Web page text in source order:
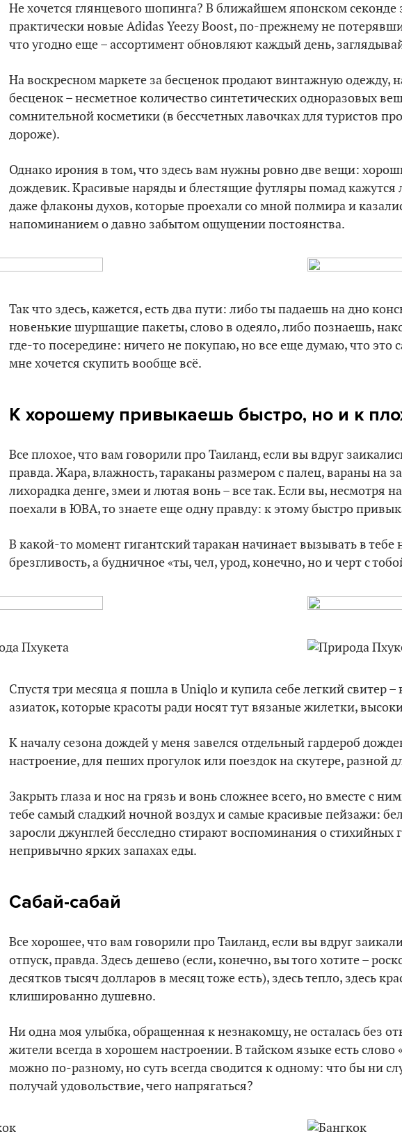
Не хочется глянцевого шопинга? В ближайшем японском секонде
практически новые Adidas Yeezy Boost, по-прежнему не
что угодно еще – ассортимент обновляют каждый день,
На воскресном маркете за бесценок продают винтажную одежду,
бесценок – несметное количество синтетических одноразовых
сомнительной косметики (в бессчетных лавочках для туристов
дороже).
Однако ирония в том, что здесь вам нужны ровно две вещи:
дождевик. Красивые наряды и блестящие футляры помад
даже флаконы духов, которые проехали со мной полмира и
напоминанием о давно забытом ощущении постоянства.
Так что здесь, кажется, есть два пути: либо ты падаешь на дно
новенькие шуршащие пакеты, слово в одеяло, либо познаешь,
где-то посередине: ничего не покупаю, но все еще думаю, что это
мне хочется скупить вообще всё.
К хорошему привыкаешь быстро, но и к
Все плохое, что вам говорили про Таиланд, если вы вдруг
правда. Жара, влажность, тараканы размером с палец, вараны на
лихорадка денге, змеи и лютая вонь – все так. Если вы, несмотря
поехали в ЮВА, то знаете еще одну правду: к этому быстро
В какой-то момент гигантский таракан начинает вызывать в тебе
брезгливость, а будничное «ты, чел, урод, конечно, но и черт с
Спустя три месяца я пошла в Uniqlo и купила себе легкий свитер
азиаток, которые красоты ради носят тут вязаные жилетки,
К началу сезона дождей у меня завелся отдельный гардероб
настроение, для пеших прогулок или поездок на скутере, разной
Закрыть глаза и нос на грязь и вонь сложнее всего, но вместе с
тебе самый сладкий ночной воздух и самые красивые пейзажи:
заросли джунглей бесследно стирают воспоминания о стихийных
непривычно ярких запахах еды.
Сабай-сабай
Все хорошее, что вам говорили про Таиланд, если вы вдруг
отпуск, правда. Здесь дешево (если, конечно, вы того хотите –
десятков тысяч долларов в месяц тоже есть), здесь тепло, здесь
клишированно душевно.
Ни одна моя улыбка, обращенная к незнакомцу, не осталась без
жители всегда в хорошем настроении. В тайском языке есть слово
можно по-разному, но суть всегда сводится к одному: что бы ни
получай удовольствие, чего напрягаться?